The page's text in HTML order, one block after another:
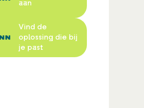
aan
Vind de
oplossing die bij
je past